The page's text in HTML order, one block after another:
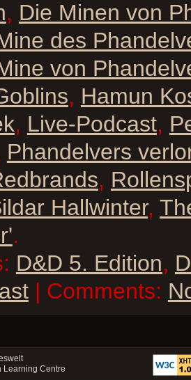
, Die Minen von
des
von
, Hamun
, Live-Podcast,
Phandelvers
,
Hallwinter,
.
D&D 5. Edition,
| Comments:
Learning Centre